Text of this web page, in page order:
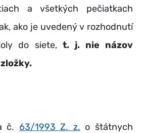
a všetkých pečiatkach
ako je uvedený v rozhodnutí
do siete, t. j. nie názov
č. 63/1993 Z. z. o štátnych